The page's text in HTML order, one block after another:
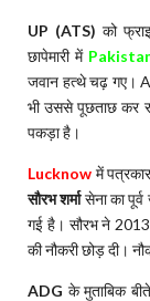
UP (ATS) को
छापेमारी में
जवान हत्थे चढ़ गए।
भी उससे पूछताछ कर
पकड़ा है।
Lucknow में
सौरभ शर्मासेना का
गई है। सौरभ ने
की नौकरी छोड़ दी।
ADG के मुताबिक